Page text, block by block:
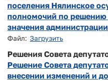
поселения Нялинское
полномочий по решению
значения
Файл: Загрузить
Решения Совета
Решение Совета
внесении изменений и